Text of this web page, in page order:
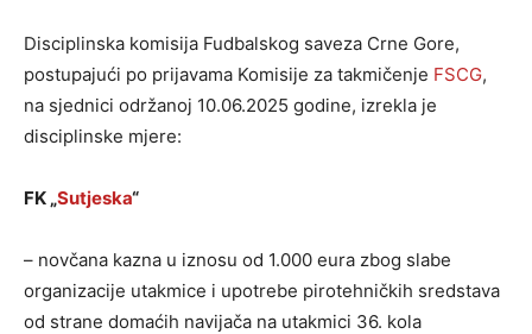
Disciplinska komisija Fudbalskog saveza Crne Gore,
postupajući po prijavama Komisije za takmičenje FSCG,
na sjednici održanoj 10.06.2025 godine, izrekla je
disciplinske mjere:
FK „Sutjeska“
– novčana kazna u iznosu od 1.000 eura zbog slabe
organizacije utakmice i upotrebe pirotehničkih sredstava
od strane domaćih navijača na utakmici 36. kola